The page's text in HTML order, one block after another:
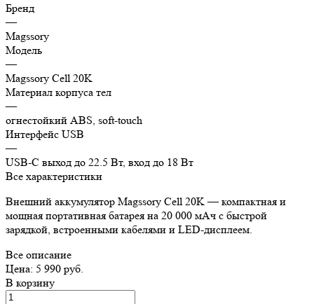
Бренд
—
Magssory
Модель
—
Magssory Cell 20K
Материал корпуса тел
—
огнестойкий ABS, soft-touch
Интерфейс USB
—
USB-C выход до 22.5 Вт, вход до 18 Вт
Все характеристики
Внешний аккумулятор Magssory Cell 20K — компактная и
мощная портативная батарея на 20 000 мАч с быстрой
зарядкой, встроенными кабелями и LED-дисплеем.
Все описание
Цена: 5 990 руб.
В корзину